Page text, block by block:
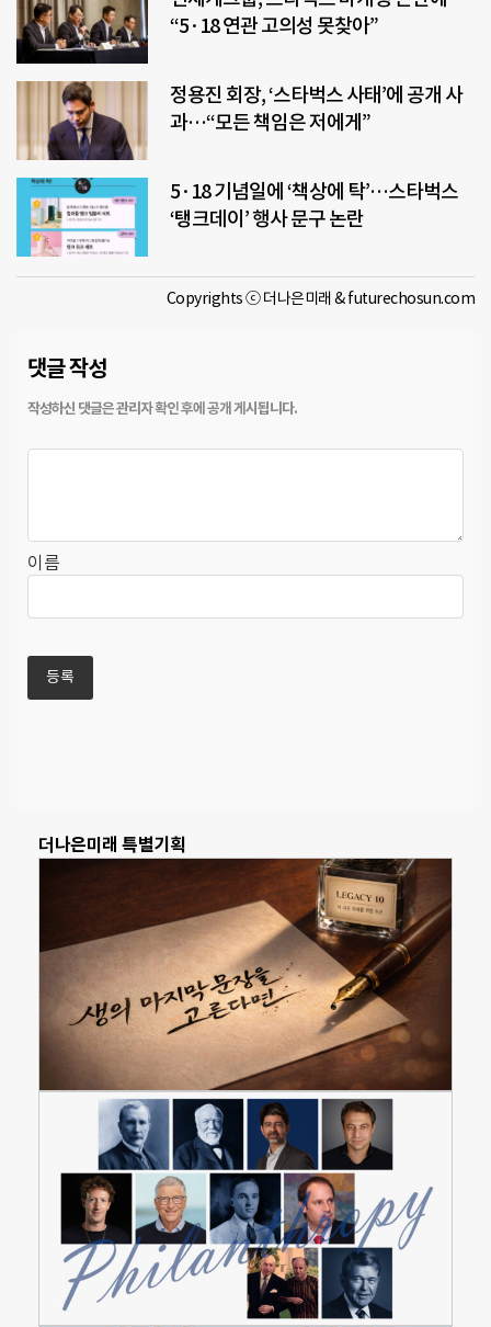
“5·18 연관 고의성 못찾아”
정용진 회장, ‘스타벅스 사태’에 공개 사
과…“모든 책임은 저에게”
5·18 기념일에 ‘책상에 탁’…스타벅스
‘탱크데이’ 행사 문구 논란
Copyrights ⓒ 더나은미래 & futurechosun.com
댓글 작성
이름
더나은미래 특별기획